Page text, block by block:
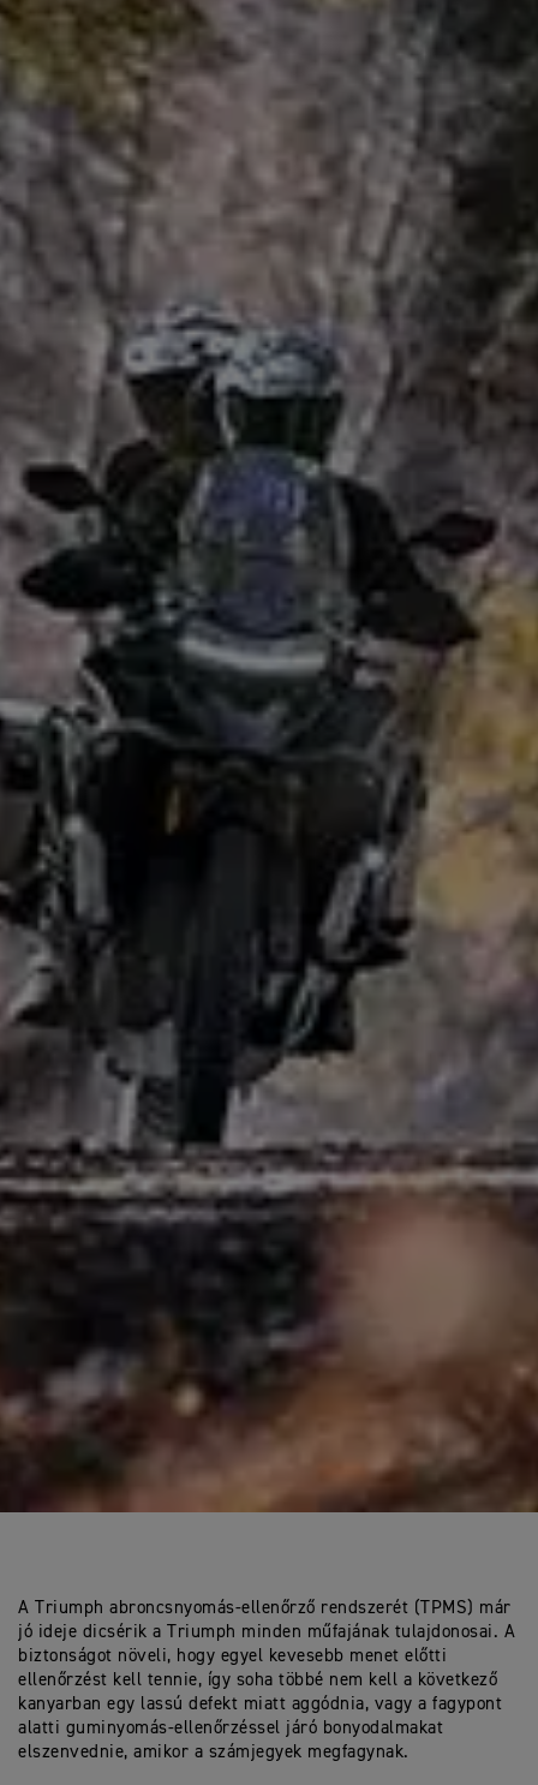
A Triumph abroncsnyomás-ellenőrző rendszerét (TPMS) már
jó ideje dicsérik a Triumph minden műfajának tulajdonosai. A
biztonságot növeli, hogy egyel kevesebb menet előtti
ellenőrzést kell tennie, így soha többé nem kell a következő
kanyarban egy lassú defekt miatt aggódnia, vagy a fagypont
alatti guminyomás-ellenőrzéssel járó bonyodalmakat
elszenvednie, amikor a számjegyek megfagynak.